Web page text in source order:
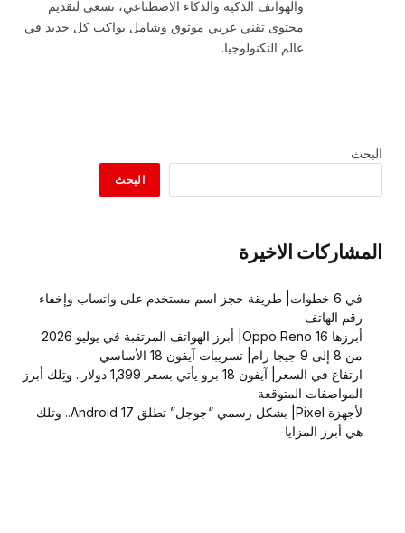
والهواتف الذكية والذكاء الاصطناعي، نسعى لتقديم
محتوى تقني عربي موثوق وشامل يواكب كل جديد في
عالم التكنولوجيا.
البحث
البحث
المشاركات الاخيرة
في 6 خطوات| طريقة حجز اسم مستخدم على واتساب وإخفاء
رقم الهاتف
أبرزها Oppo Reno 16| أبرز الهواتف المرتقبة في يوليو 2026
من 8 إلى 9 جيجا رام| تسريبات آيفون 18 الأساسي
ارتفاع في السعر| آيفون 18 برو يأتي بسعر 1,399 دولار.. وتِلك أبرز
المواصفات المتوقعة
لأجهزة Pixel| بشكل رسمي “جوجل” تطلق Android 17.. وتلك
هي أبرز المزايا